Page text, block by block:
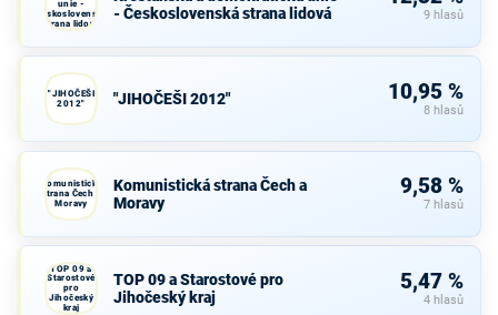
unie -
Československá
strana lidová
- Československá strana lidová
9 hlasů
"JIHOČEŠI
2012"
"JIHOČEŠI 2012" 10,95 %
8 hlasů
Komunistická
strana Čech a
Moravy
Komunistická strana Čech a
Moravy
9,58 %
7 hlasů
TOP 09 a
Starostové
pro
Jihočeský
kraj
TOP 09 a Starostové pro
Jihočeský kraj
5,47 %
4 hlasů